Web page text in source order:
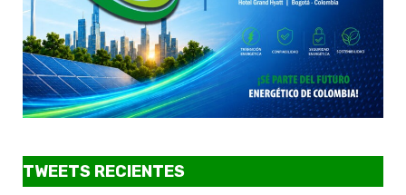
TWEETS RECIENTES